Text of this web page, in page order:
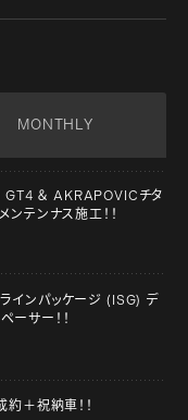
MONTHLY
＆ AKRAPOVICチタ
テンナス施工！！
ンパッケージ (ISG) デ
ーサー！！
＋祝納車！！